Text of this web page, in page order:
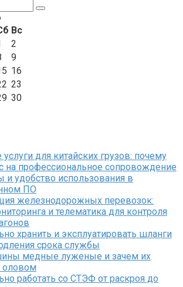
Вс
2
9
16
23
30
для китайских грузов: почему
на профессиональное сопровождение
и удобство использования в
ПО
железнодорожных перевозок:
и телематика для контроля
хранить и эксплуатировать шланги
срока службы
медные луженые и зачем их
оловом
работать со СТЭФ от раскроя до